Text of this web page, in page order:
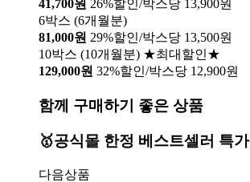
41,700원 26%할인/박스당 13,900원
6박스 (6개월분)
81,000원 29%할인/박스당 13,500원
10박스 (10개월분) ★최대할인★
129,000원 32%할인/박스당 12,900원
함께 구매하기 좋은 상품
🥇공식몰 한정 베스트셀러 특가
다음상품